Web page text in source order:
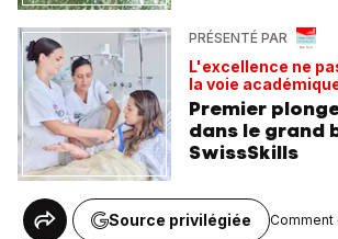
PRÉSENTÉ PAR
L'excellence ne
la voie
Premier
dans le grand
SwissSkills
Source privilégiée Comment